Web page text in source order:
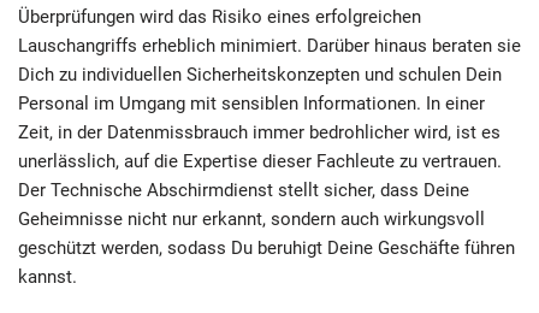
Überprüfungen wird das Risiko eines erfolgreichen
Lauschangriffs erheblich minimiert. Darüber hinaus beraten sie
Dich zu individuellen Sicherheitskonzepten und schulen Dein
Personal im Umgang mit sensiblen Informationen. In einer
Zeit, in der Datenmissbrauch immer bedrohlicher wird, ist es
unerlässlich, auf die Expertise dieser Fachleute zu vertrauen.
Der Technische Abschirmdienst stellt sicher, dass Deine
Geheimnisse nicht nur erkannt, sondern auch wirkungsvoll
geschützt werden, sodass Du beruhigt Deine Geschäfte führen
kannst.